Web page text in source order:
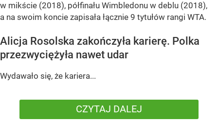
w mikście (2018), półfinału Wimbledonu w deblu (2018),
a na swoim koncie zapisała łącznie 9 tytułów rangi WTA.
Alicja Rosolska zakończyła karierę. Polka
przezwyciężyła nawet udar
Wydawało się, że kariera...
CZYTAJ DALEJ